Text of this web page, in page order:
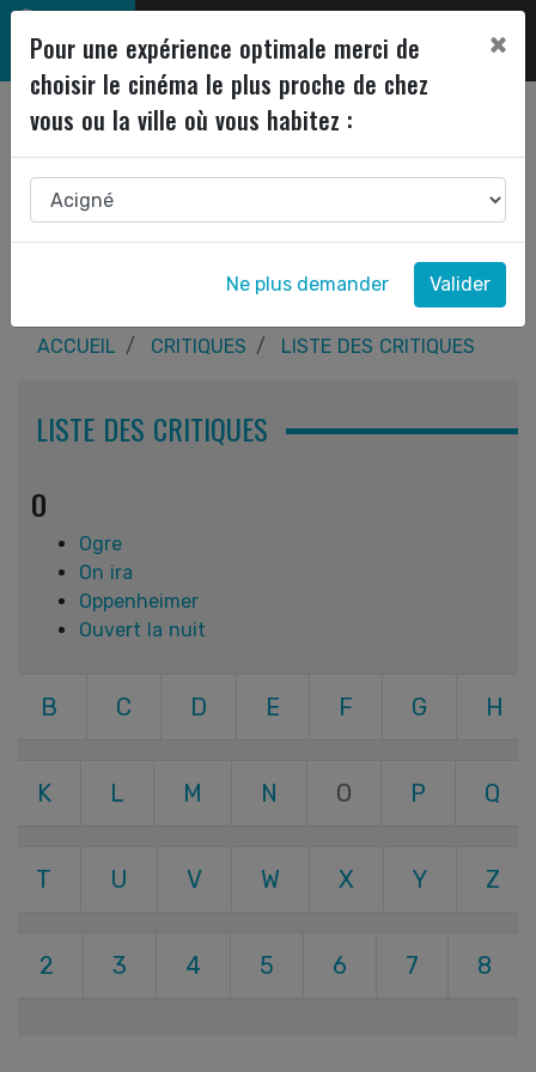
ACCUEIL CRITIQUES LISTE DES CRITIQUES
LISTE DES CRITIQUES
O
Ogre
On ira
Oppenheimer
Ouvert la nuit
B C D E F G H
K L M N O P Q
T U V W X Y Z
2 3 4 5 6 7 8
Pour une expérience optimale merci de
choisir le cinéma le plus proche de chez
vous ou la ville où vous habitez :
×
Ne plus demander Valider